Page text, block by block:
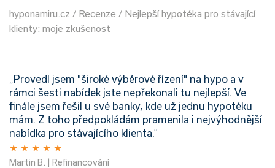
hyponamiru.cz / Recenze / Nejlepší hypotéka pro stávající
klienty: moje zkušenost
„Provedl jsem "široké výběrové řízení" na hypo a v
rámci šesti nabídek jste nepřekonali tu nejlepší. Ve
finále jsem řešil u své banky, kde už jednu hypotéku
mám. Z toho předpokládám pramenila i nejvýhodnější
nabídka pro stávajícího klienta.”
★ ★ ★ ★ ★
Martin B. | Refinancování